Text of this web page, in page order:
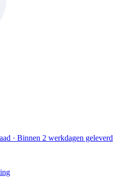
· Binnen 2 werkdagen geleverd